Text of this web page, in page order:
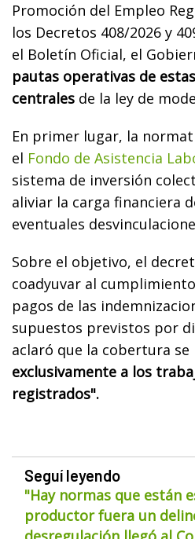
Promoción del Empleo
los Decretos 408/2026 y
el Boletín Oficial, el
pautas operativas de
centrales de la ley de
En primer lugar, la
el Fondo de Asistencia
sistema de inversión
aliviar la carga financiera
eventuales
Sobre el objetivo, el
coadyuvar al
pagos de las
supuestos previstos por
aclaró que la cobertura se
exclusivamente a los
registrados".
Seguí leyendo
"Hay normas que están
productor fuera un